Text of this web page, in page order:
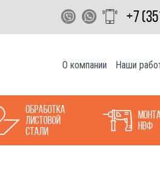
+7
О компании Наши
Обработка
листовой
стали
НВФ